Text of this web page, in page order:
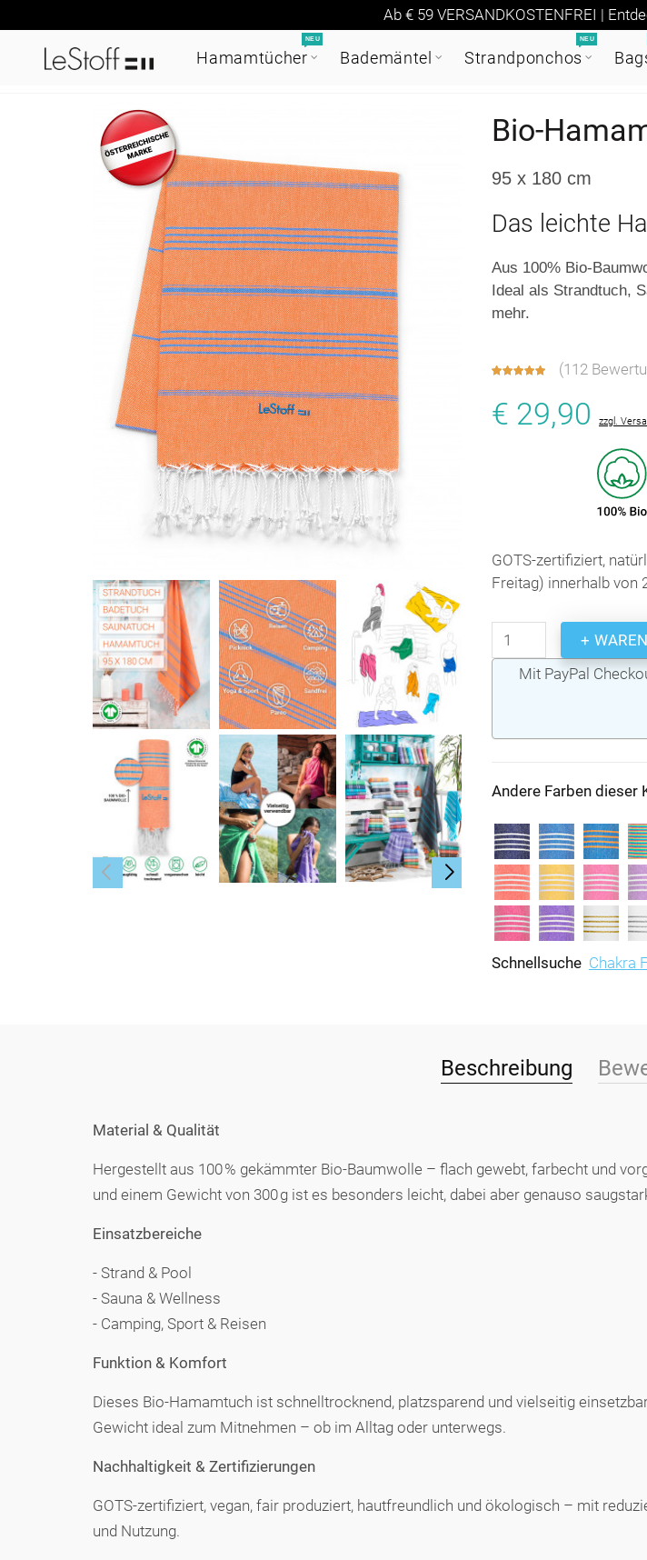
Ab € 59 VERSANDKOSTENFREI |
Hamamtücher
NEU
Bademäntel Strandponchos
NEU
Bio-
95 x 180 cm
Das leichte
Aus 100% Bio-
Ideal als Strandtuch,
mehr.
(112
€ 29,90 zzgl.
GOTS-zertifiziert,
Freitag) innerhalb von
+
Mit PayPal
Andere Farben dieser
Schnellsuche Chakra
Beschreibung
Material & Qualität
Hergestellt aus 100 % gekämmter Bio-Baumwolle – flach gewebt, farbecht und
und einem Gewicht von 300 g ist es besonders leicht, dabei aber genauso
Einsatzbereiche
- Strand & Pool
- Sauna & Wellness
- Camping, Sport & Reisen
Funktion & Komfort
Dieses Bio-Hamamtuch ist schnelltrocknend, platzsparend und vielseitig
Gewicht ideal zum Mitnehmen – ob im Alltag oder unterwegs.
Nachhaltigkeit & Zertifizierungen
GOTS-zertifiziert, vegan, fair produziert, hautfreundlich und ökologisch – mit
und Nutzung.